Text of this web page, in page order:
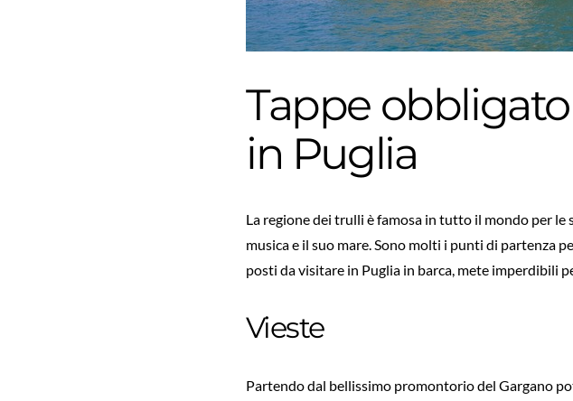
Tappe
in Puglia
La regione dei trulli è famosa in tutto il mondo per le
musica e il suo mare. Sono molti i punti di partenza
posti da visitare in Puglia in barca, mete imperdibili
Vieste
Partendo dal bellissimo promontorio del Gargano